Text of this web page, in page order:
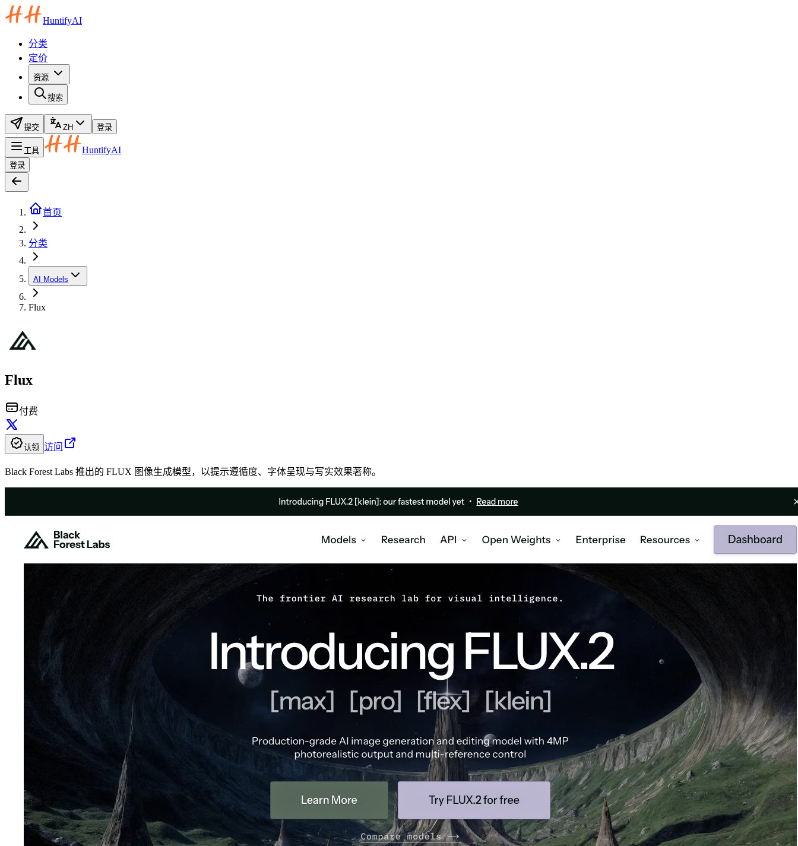
HuntifyAI
分类
定价
资源
搜索
提交 ZH 登录
工具 HuntifyAI
登录
首页
分类
AI Models
Flux
Flux
付费
认领 访问
Black Forest Labs 推出的 FLUX 图像生成模型，以提示遵循度、字体呈现与写实效果著称。